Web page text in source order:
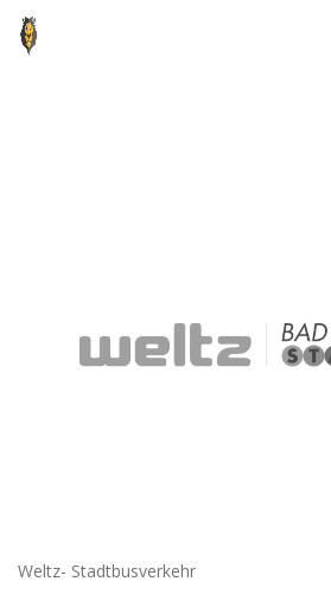
Weltz- Stadtbusverkehr